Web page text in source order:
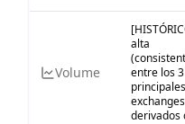
Volume
alta
entre los 3
principales
derivados